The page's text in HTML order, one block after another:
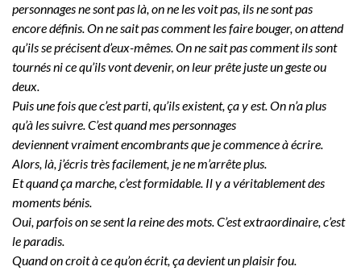
personnages ne sont pas là, on ne les voit pas, ils ne sont pas
encore définis. On ne sait pas comment les faire bouger, on attend
qu’ils se précisent d’eux-mêmes. On ne sait pas comment ils sont
tournés ni ce qu’ils vont devenir, on leur prête juste un geste ou
deux.
Puis une fois que c’est parti, qu’ils existent, ça y est. On n’a plus
qu’à les suivre. C’est quand mes personnages
deviennent vraiment encombrants que je commence à écrire.
Alors, là, j’écris très facilement, je ne m’arrête plus.
Et quand ça marche, c’est formidable. Il y a véritablement des
moments bénis.
Oui, parfois on se sent la reine des mots. C’est extraordinaire, c’est
le paradis.
Quand on croit à ce qu’on écrit, ça devient un plaisir fou.